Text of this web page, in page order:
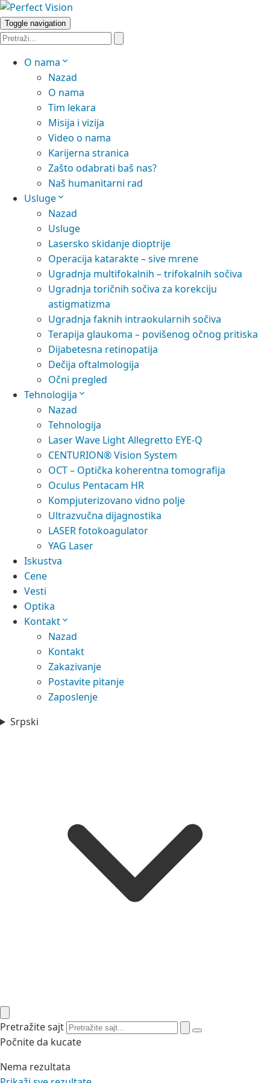
Toggle navigation
O nama
Nazad
O nama
Tim lekara
Misija i vizija
Video o nama
Karijerna stranica
Zašto odabrati baš nas?
Naš humanitarni rad
Usluge
Nazad
Usluge
Lasersko skidanje dioptrije
Operacija katarakte – sive mrene
Ugradnja multifokalnih – trifokalnih sočiva
Ugradnja toričnih sočiva za korekciju
astigmatizma
Ugradnja faknih intraokularnih sočiva
Terapija glaukoma – povišenog očnog pritiska
Dijabetesna retinopatija
Dečija oftalmologija
Očni pregled
Tehnologija
Nazad
Tehnologija
Laser Wave Light Allegretto EYE-Q
CENTURION® Vision System
OCT – Optička koherentna tomografija
Oculus Pentacam HR
Kompjuterizovano vidno polje
Ultrazvučna dijagnostika
LASER fotokoagulator
YAG Laser
Iskustva
Cene
Vesti
Optika
Kontakt
Nazad
Kontakt
Zakazivanje
Postavite pitanje
Zaposlenje
Srpski
Pretražite sajt
Počnite da kucate
Nema rezultata